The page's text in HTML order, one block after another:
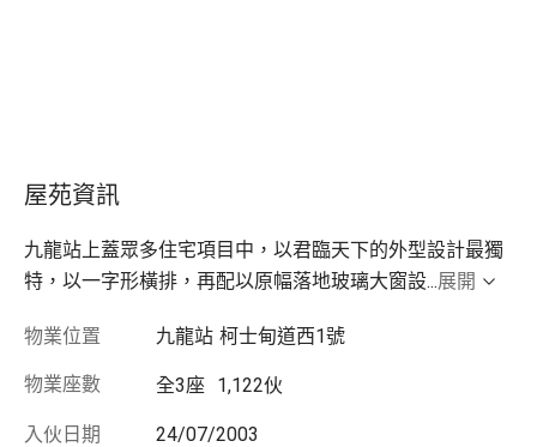
屋苑資訊
九龍站上蓋眾多住宅項目中，以君臨天下的外型設計最獨
特，以一字形橫排，再配以原幅落地玻璃大窗設...展開
物業位置 九龍站 柯士甸道西1號
物業座數 全3座 1,122伙
入伙日期 24/07/2003